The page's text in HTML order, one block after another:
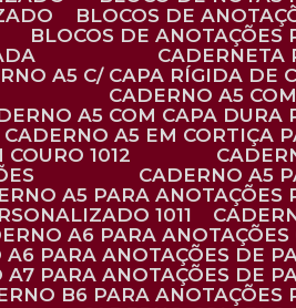
BLOCOS DE
BLOCOS DE
A5 C/ CAPA RÍGIDA DE
CADERNO A5
A5 COM CAPA
CADERNO A5 EM CORTIÇA
COURO 1012
CADERNO A5
A5 PARA
1011
A6 PARA
A6 PARA ANOTAÇÕES DE
A7 PARA ANOTAÇÕES DE
B6 PARA